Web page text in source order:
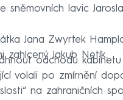
lavic
Jana Zwyrtek
zahlcený Jakub Netík.
odchodu
volali po zmírnění
na zahraničních